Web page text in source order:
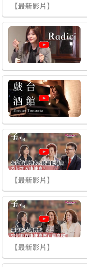
【最新影片】
【最新影片】
【最新影片】